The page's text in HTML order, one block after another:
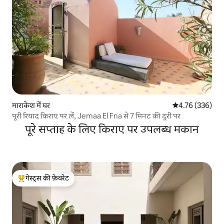
माराकेश में घर औसत रेटिंग 5 में से
4.76 (336)
पूरी रियाद किराए पर लें, Jemaa El Fna से 7 मिनट की दूरी पर
पूरे सप्ताह के लिए किराए पर उपलब्ध मकान
गेस्ट्स का टॉप फ़ेवरेट
गेस्ट्स की फ़ेवरेट